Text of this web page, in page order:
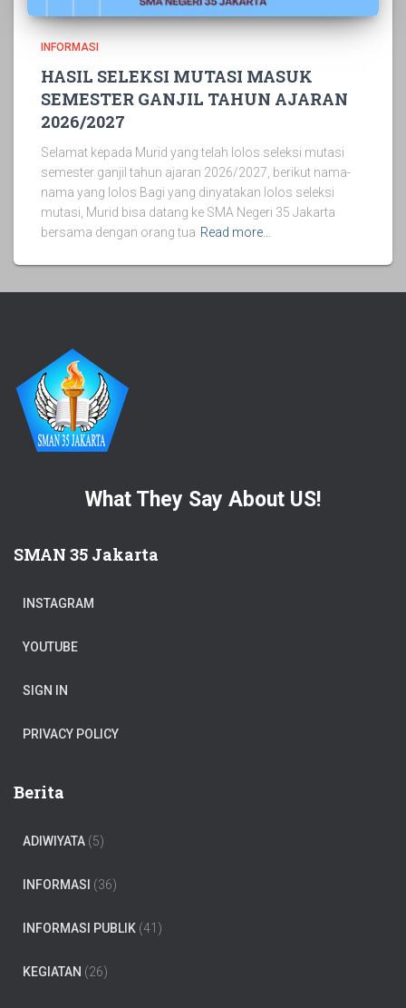
INFORMASI
HASIL SELEKSI MUTASI MASUK
SEMESTER GANJIL TAHUN AJARAN
2026/2027
Selamat kepada Murid yang telah lolos seleksi mutasi
semester ganjil tahun ajaran 2026/2027, berikut nama-
nama yang lolos Bagi yang dinyatakan lolos seleksi
mutasi, Murid bisa datang ke SMA Negeri 35 Jakarta
bersama dengan orang tua Read more…
What They Say About US!
SMAN 35 Jakarta
INSTAGRAM
YOUTUBE
SIGN IN
PRIVACY POLICY
Berita
ADIWIYATA (5)
INFORMASI (36)
INFORMASI PUBLIK (41)
KEGIATAN (26)